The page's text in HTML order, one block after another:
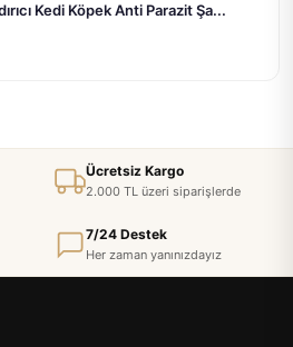
Kedi Köpek Anti Parazit Şa...
Ücretsiz Kargo
2.000 TL üzeri siparişlerde
7/24 Destek
Her zaman yanınızdayız